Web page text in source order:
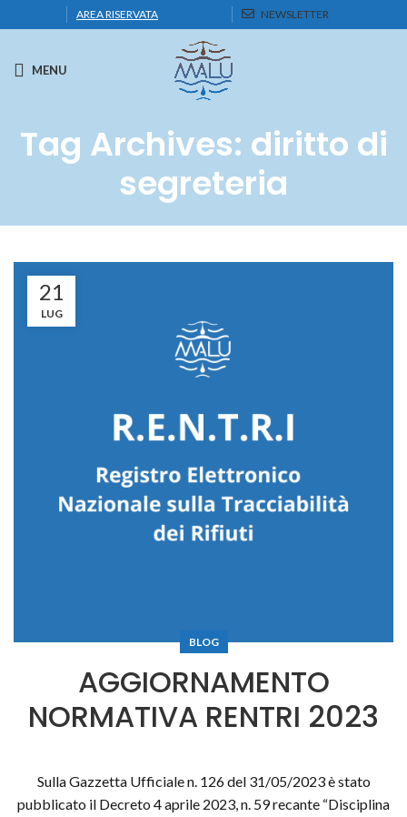
AREA RISERVATA NEWSLETTER
MENU
Tag Archives: diritto di
segreteria
21
LUG
BLOG
AGGIORNAMENTO
NORMATIVA RENTRI 2023
Sulla Gazzetta Ufficiale n. 126 del 31/05/2023 è stato
pubblicato il Decreto 4 aprile 2023, n. 59 recante “Disciplina